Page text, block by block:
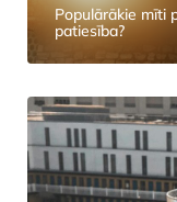
Populārākie mīti
patiesība?